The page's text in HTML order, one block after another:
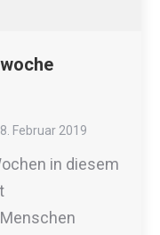
Februar 2019
in diesem